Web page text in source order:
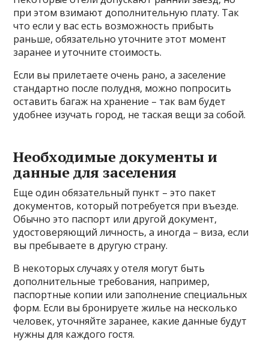
при этом взимают дополнительную плату. Так
что если у вас есть возможность прибыть
раньше, обязательно уточните этот момент
заранее и уточните стоимость.
Если вы прилетаете очень рано, а заселение
стандартно после полудня, можно попросить
оставить багаж на хранение – так вам будет
удобнее изучать город, не таская вещи за собой.
Необходимые документы и
данные для заселения
Еще один обязательный пункт – это пакет
документов, который потребуется при въезде.
Обычно это паспорт или другой документ,
удостоверяющий личность, а иногда – виза, если
вы пребываете в другую страну.
В некоторых случаях у отеля могут быть
дополнительные требования, например,
паспортные копии или заполнение специальных
форм. Если вы бронируете жилье на несколько
человек, уточняйте заранее, какие данные будут
нужны для каждого гостя.